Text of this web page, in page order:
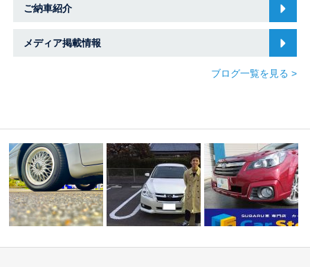
ご納車紹介
メディア掲載情報
ブログ一覧を見る >